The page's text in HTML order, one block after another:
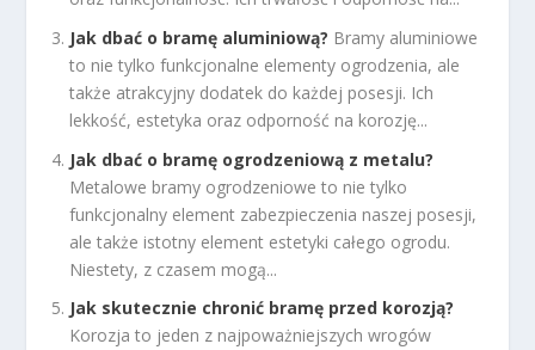
Jak dbać o bramę aluminiową? Bramy aluminiowe
to nie tylko funkcjonalne elementy ogrodzenia, ale
także atrakcyjny dodatek do każdej posesji. Ich
lekkość, estetyka oraz odporność na korozję...
Jak dbać o bramę ogrodzeniową z metalu?
Metalowe bramy ogrodzeniowe to nie tylko
funkcjonalny element zabezpieczenia naszej posesji,
ale także istotny element estetyki całego ogrodu.
Niestety, z czasem mogą...
Jak skutecznie chronić bramę przed korozją?
Korozja to jeden z najpoważniejszych wrogów